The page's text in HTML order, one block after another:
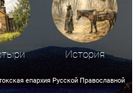
История
епархия Русской Православной